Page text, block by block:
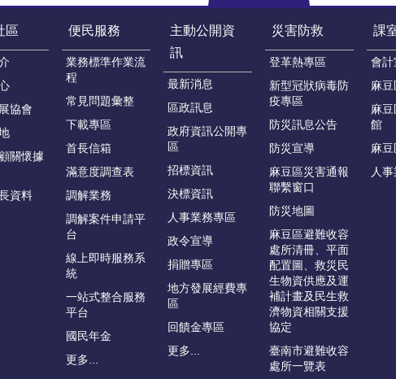
區
協會
關懷據
資料
便民服務
業務標準作業流
程
常見問題彙整
下載專區
首長信箱
滿意度調查表
調解業務
調解案件申請平
台
線上即時服務系
統
一站式整合服務
平台
國民年金
更多...
主動公開資
訊
最新消息
區政訊息
政府資訊公開專
區
招標資訊
決標資訊
人事業務專區
政令宣導
捐贈專區
地方發展經費專
區
回饋金專區
更多...
災害防救
登革熱專區
新型冠狀病毒防
疫專區
防災訊息公告
防災宣導
麻豆區災害通報
聯繫窗口
防災地圖
麻豆區避難收容
處所清冊、平面
配置圖、救災民
生物資供應及運
補計畫及民生救
濟物資相關支援
協定
臺南市避難收容
處所一覽表
課
會計
麻
麻
館
麻
人